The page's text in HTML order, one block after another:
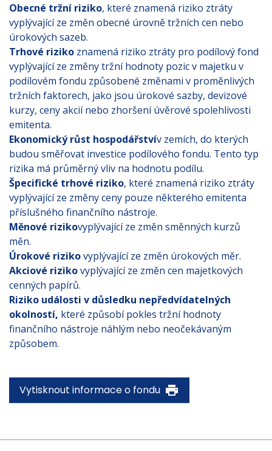
Obecné tržní riziko, které znamená riziko ztráty
vyplývající ze změn obecné úrovně tržních cen nebo
úrokových sazeb.
Trhové riziko znamená riziko ztráty pro podílový fond
vyplývající ze změny tržní hodnoty pozic v majetku v
podílovém fondu způsobené změnami v proměnlivých
tržních faktorech, jako jsou úrokové sazby, devizové
kurzy, ceny akcií nebo zhoršení úvěrové spolehlivosti
emitenta.
Ekonomický růst hospodářstvív zemích, do kterých
budou směřovat investice podílového fondu. Tento typ
rizika má průměrný vliv na hodnotu podílu.
Špecifické trhové riziko, které znamená riziko ztráty
vyplývající ze změny ceny pouze některého emitenta
příslušného finančního nástroje.
Měnové rizikovyplývající ze změn směnných kurzů
měn.
Úrokové rizikovyplývající ze změn úrokových měr.
Akciové rizikovyplývající ze změn cen majetkových
cenných papírů.
Riziko události v důsledku nepředvídatelných
okolností, které způsobí pokles tržní hodnoty
finančního nástroje náhlým nebo neočekávaným
způsobem.
Vytisknout informace o fondu